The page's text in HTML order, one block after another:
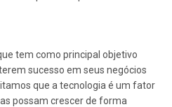
tem como principal objetivo
sucesso em seus negócios
que a tecnologia é um fator
possam crescer de forma